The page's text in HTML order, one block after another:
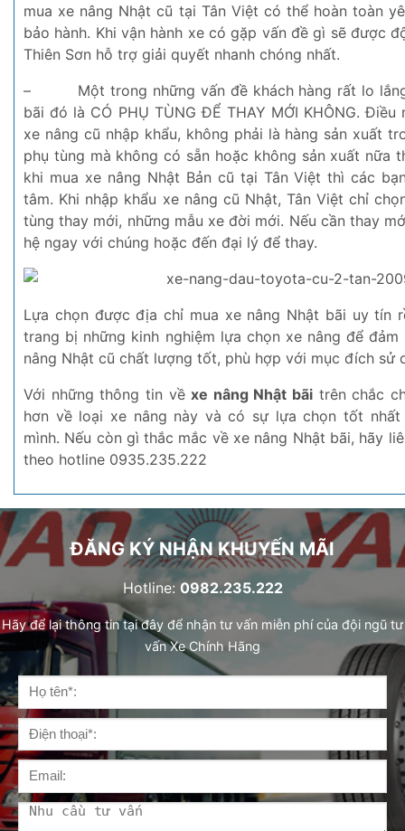
mua xe nâng Nhật cũ tại Tân Việt có thể hoàn toàn
bảo hành. Khi vận hành xe có gặp vấn đề gì sẽ được
Thiên Sơn hỗ trợ giải quyết nhanh chóng nhất.
–
Một trong những vấn đề khách hàng rất lo
bãi đó là CÓ PHỤ TÙNG ĐỂ THAY MỚI KHÔNG.
xe nâng cũ nhập khẩu, không phải là hàng sản xuất
phụ tùng mà không có sẵn hoặc không sản xuất nữa
khi mua xe nâng Nhật Bản cũ tại Tân Việt thì các
tâm. Khi nhập khẩu xe nâng cũ Nhật, Tân Việt chỉ
tùng thay mới, những mẫu xe đời mới. Nếu cần thay
hệ ngay với chúng hoặc đến đại lý để thay.
Lựa chọn được địa chỉ mua xe nâng Nhật bãi uy tín
trang bị những kinh nghiệm lựa chọn xe nâng để đảm
nâng Nhật cũ chất lượng tốt, phù hợp với mục đích sử
Với những thông tin vềxe nâng Nhật bãi trên chắc
hơn về loại xe nâng này và có sự lựa chọn tốt nhất
mình. Nếu còn gì thắc mắc về xe nâng Nhật bãi, hãy
theo hotline 0935.235.222
ĐĂNG KÝ NHẬN KHUYẾN MÃI
Hotline: 0982.235.222
Hãy để lại thông tin tại đây để nhận tư vấn miễn phí của đội ngũ tư
vấn Xe Chính Hãng